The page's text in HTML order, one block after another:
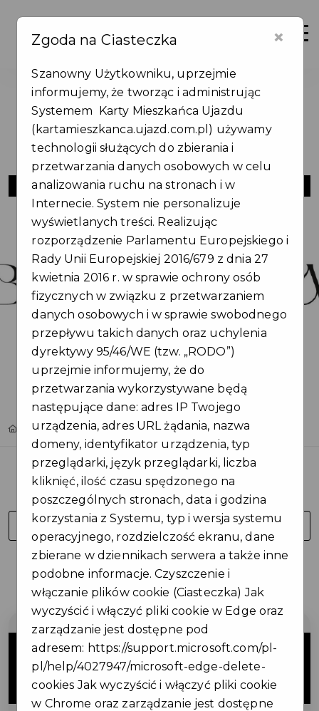
Zaloguj
BEAUTYKA CENTRUM URODY
Home Oferty BEAUTYKA CENTRUM URODY
PRZEJDŹ DO ZAKUPU
Regulamin i warunki
10%
ZNIŻKI
×
Zgoda na Ciasteczka
Szanowny Użytkowniku, uprzejmie
informujemy, że tworząc i administrując
Systemem Karty Mieszkańca Ujazdu
(kartamieszkanca.ujazd.com.pl) używamy
technologii służących do zbierania i
przetwarzania danych osobowych w celu
analizowania ruchu na stronach i w
Internecie. System nie personalizuje
wyświetlanych treści. Realizując
rozporządzenie Parlamentu Europejskiego i
Rady Unii Europejskiej 2016/679 z dnia 27
kwietnia 2016 r. w sprawie ochrony osób
fizycznych w związku z przetwarzaniem
danych osobowych i w sprawie swobodnego
przepływu takich danych oraz uchylenia
dyrektywy 95/46/WE (tzw. „RODO”)
uprzejmie informujemy, że do
przetwarzania wykorzystywane będą
następujące dane: adres IP Twojego
urządzenia, adres URL żądania, nazwa
domeny, identyfikator urządzenia, typ
przeglądarki, język przeglądarki, liczba
kliknięć, ilość czasu spędzonego na
poszczególnych stronach, data i godzina
korzystania z Systemu, typ i wersja systemu
operacyjnego, rozdzielczość ekranu, dane
zbierane w dziennikach serwera a także inne
podobne informacje. Czyszczenie i
włączanie plików cookie (Ciasteczka) Jak
wyczyścić i włączyć pliki cookie w Edge oraz
zarządzanie jest dostępne pod
adresem: https://support.microsoft.com/pl-
pl/help/4027947/microsoft-edge-delete-
cookies Jak wyczyścić i włączyć pliki cookie
w Chrome oraz zarządzanie jest dostępne